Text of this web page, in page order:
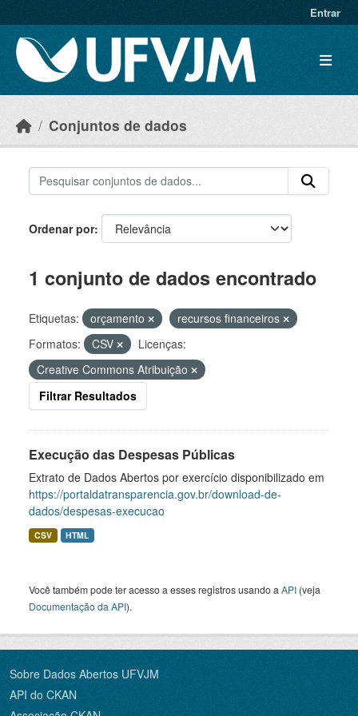
Entrar
Conjuntos de dados
Ordenar por
1 conjunto de dados encontrado
Etiquetas: orçamento
recursos financeiros
Formatos:
CSV
Licenças:
Creative Commons Atribuição
Filtrar Resultados
Execução das Despesas Públicas
Extrato de Dados Abertos por exercício disponibilizado em
https://portaldatransparencia.gov.br/download-de-
dados/despesas-execucao
CSV HTML
Você também pode ter acesso a esses registros usando a API (veja
Documentação da API).
Sobre Dados Abertos UFVJM
API do CKAN